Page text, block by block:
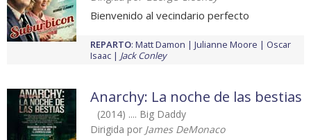
Bienvenido al vecindario perfecto
REPARTO: Matt Damon Julianne Moore
Oscar
Isaac
Jack Conley
Anarchy: La noche de las bestias
(2014) .... Big Daddy
Dirigida por James DeMonaco